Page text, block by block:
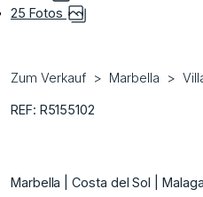
25 Fotos
Zum Verkauf Marbella
REF: R5155102
Marbella | Costa del Sol |